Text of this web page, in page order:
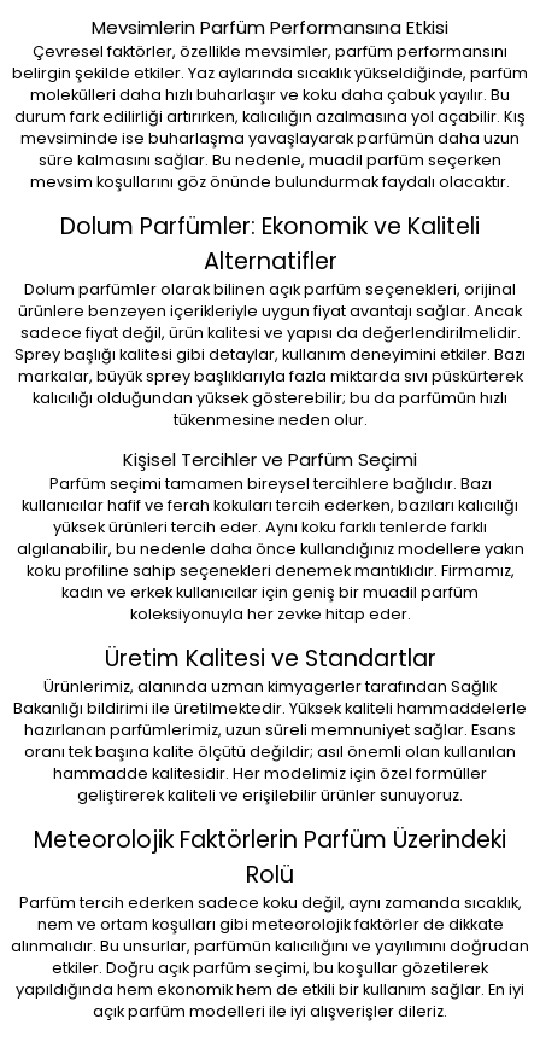
Mevsimlerin Parfüm Performansına Etkisi
Çevresel faktörler, özellikle mevsimler, parfüm performansını
belirgin şekilde etkiler. Yaz aylarında sıcaklık yükseldiğinde, parfüm
molekülleri daha hızlı buharlaşır ve koku daha çabuk yayılır. Bu
durum fark edilirliği artırırken, kalıcılığın azalmasına yol açabilir. Kış
mevsiminde ise buharlaşma yavaşlayarak parfümün daha uzun
süre kalmasını sağlar. Bu nedenle, muadil parfüm seçerken
mevsim koşullarını göz önünde bulundurmak faydalı olacaktır.
Dolum Parfümler: Ekonomik ve Kaliteli
Alternatifler
Dolum parfümler olarak bilinen açık parfüm seçenekleri, orijinal
ürünlere benzeyen içerikleriyle uygun fiyat avantajı sağlar. Ancak
sadece fiyat değil, ürün kalitesi ve yapısı da değerlendirilmelidir.
Sprey başlığı kalitesi gibi detaylar, kullanım deneyimini etkiler. Bazı
markalar, büyük sprey başlıklarıyla fazla miktarda sıvı püskürterek
kalıcılığı olduğundan yüksek gösterebilir; bu da parfümün hızlı
tükenmesine neden olur.
Kişisel Tercihler ve Parfüm Seçimi
Parfüm seçimi tamamen bireysel tercihlere bağlıdır. Bazı
kullanıcılar hafif ve ferah kokuları tercih ederken, bazıları kalıcılığı
yüksek ürünleri tercih eder. Aynı koku farklı tenlerde farklı
algılanabilir, bu nedenle daha önce kullandığınız modellere yakın
koku profiline sahip seçenekleri denemek mantıklıdır. Firmamız,
kadın ve erkek kullanıcılar için geniş bir muadil parfüm
koleksiyonuyla her zevke hitap eder.
Üretim Kalitesi ve Standartlar
Ürünlerimiz, alanında uzman kimyagerler tarafından Sağlık
Bakanlığı bildirimi ile üretilmektedir. Yüksek kaliteli hammaddelerle
hazırlanan parfümlerimiz, uzun süreli memnuniyet sağlar. Esans
oranı tek başına kalite ölçütü değildir; asıl önemli olan kullanılan
hammadde kalitesidir. Her modelimiz için özel formüller
geliştirerek kaliteli ve erişilebilir ürünler sunuyoruz.
Meteorolojik Faktörlerin Parfüm Üzerindeki
Rolü
Parfüm tercih ederken sadece koku değil, aynı zamanda sıcaklık,
nem ve ortam koşulları gibi meteorolojik faktörler de dikkate
alınmalıdır. Bu unsurlar, parfümün kalıcılığını ve yayılımını doğrudan
etkiler. Doğru açık parfüm seçimi, bu koşullar gözetilerek
yapıldığında hem ekonomik hem de etkili bir kullanım sağlar. En iyi
açık parfüm modelleri ile iyi alışverişler dileriz.